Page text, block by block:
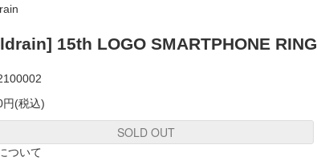
15th LOGO SMARTPHONE RING
円(税込)
SOLD OUT
ついて